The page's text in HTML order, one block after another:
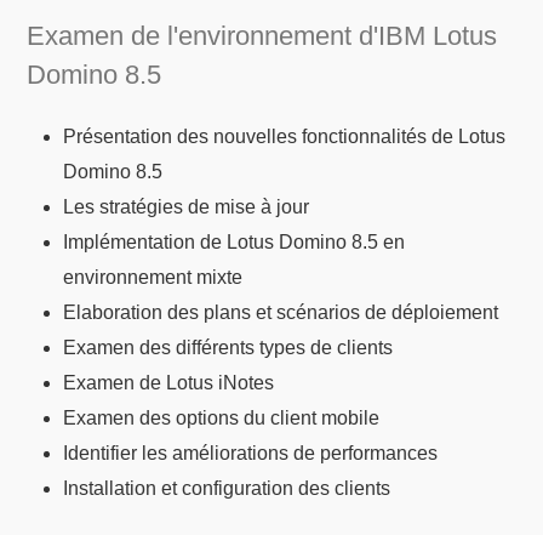
Examen de l'environnement d'IBM Lotus
Domino 8.5
Présentation des nouvelles fonctionnalités de Lotus
Domino 8.5
Les stratégies de mise à jour
Implémentation de Lotus Domino 8.5 en
environnement mixte
Elaboration des plans et scénarios de déploiement
Examen des différents types de clients
Examen de Lotus iNotes
Examen des options du client mobile
Identifier les améliorations de performances
Installation et configuration des clients